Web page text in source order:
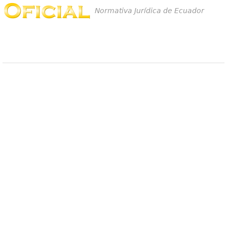
Normativa Jurídica de Ecuador